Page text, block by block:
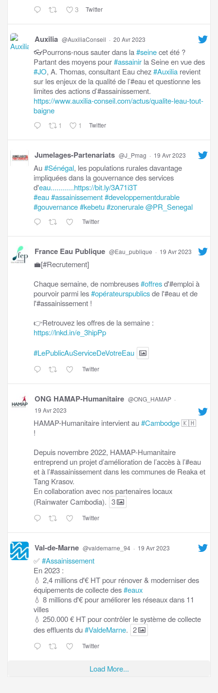
3 Twitter
Auxilia @AuxiliaConseil · 20 Avr 2023
👓Pourrons-nous sauter dans la#seinecet été ?
Partant des moyens pour#assainir la Seine en vue des
#JO, A. Thomas, consultant Eau chez#Auxilia revient
sur les enjeux de la qualité de l’#eau et questionne les
limites des actions d’#assainissement.
https://www.auxilia-conseil.com/actus/qualite-leau-tout-
baigne
1 1 Twitter
Jumelages-Partenariats @J_Pmag · 19 Avr 2023
Au#Sénégal, les populations rurales davantage
impliquées dans la gouvernance des services
d'eau............https://bit.ly/3A71i3T
#eau#assainissement#developpementdurable
#gouvernance#kebetu#zonerurale@PR_Senegal
Twitter
France Eau Publique @Eau_publique · 19 Avr 2023
💼[#Recrutement]
Chaque semaine, de nombreuses#offresd'#emploi à
pourvoir parmi les#opérateurspublicsde l'#eau et de
l'#assainissement !
👉Retrouvez les offres de la semaine :
https://lnkd.in/e_3hipPp
#LePublicAuServiceDeVotreEau
Twitter
ONG HAMAP-Humanitaire @ONG_HAMAP ·
19 Avr 2023
HAMAP-Humanitaire intervient au#Cambodge🇰🇭
!
Depuis novembre 2022, HAMAP-Humanitaire
entreprend un projet d’amélioration de l’accès à l’#eau
et à l’#assainissement dans les communes de Reaka et
Tang Krasov.
En collaboration avec nos partenaires locaux
(Rainwater Cambodia). 3
Twitter
Val-de-Marne @valdemarne_94 · 19 Avr 2023
✅#Assainissement
En 2023 :
💧 2,4 millions d'€ HT pour rénover & moderniser des
équipements de collecte des#eaux
💧 8 millions d'€ pour améliorer les réseaux dans 11
villes
💧 250.000 € HT pour contrôler le système de collecte
des effluents du#ValdeMarne. 2
Twitter
Load More...